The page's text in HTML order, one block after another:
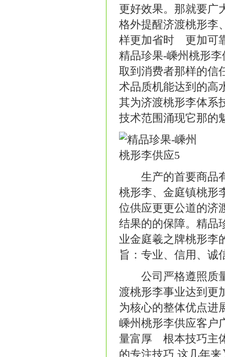
更好效果。那就要广
格外提醒济渡桃形李
样更加省时 更加可
精品珍果-嵊州桃形
取到消费者那样的信
术品质机能达到的高
其为济渡桃形李体系
技术范围涌现它那的
生产的首要商品有
桃形李、金庭镇桃形
位供应更更公道的济
结果的的保障。精品
业金庭羲之牌桃形李
旨：专业、信用、诚
公司严格遵照质量
渡桃形李事业达到更
为核心的整体优点
嵊州桃形李供应客户
量富厚 根本技巧主
的专注技巧 这几年